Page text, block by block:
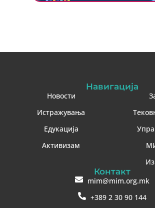
Навигација
Новости
Истражувања
Едукација
Активизам
Контакт
mim@mim.org.mk
+389 2 30 90 144